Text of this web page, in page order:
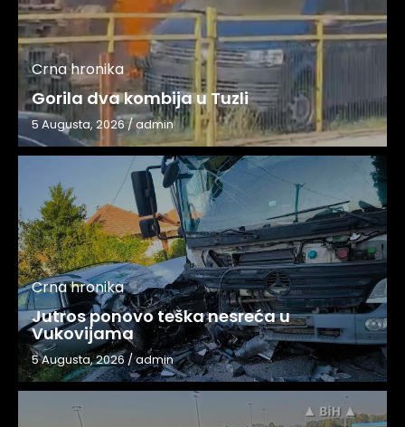
Crna hronika
Gorila dva kombija u Tuzli
5 Augusta, 2026/admin
Crna hronika
Jutros ponovo teška nesreća u
Vukovijama
5 Augusta, 2026/admin